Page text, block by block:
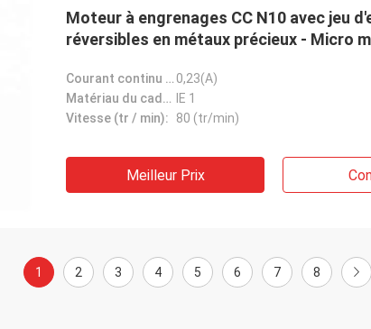
Moteur à engrenages CC N10 avec jeu
réversibles en métaux précieux - Micro
Courant continu (A): 0,23(A)
Matériau du cadre:
IE 1
Vitesse (tr / min):
80 (tr/min)
Meilleur Prix
1 2 3 4 5 6 7 8